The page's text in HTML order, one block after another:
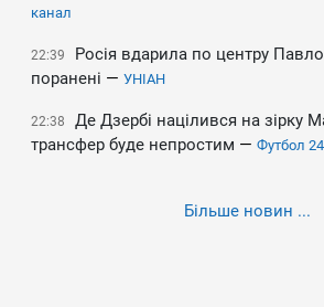
канал
22:39
Росія вдарила по центру
поранені — УНІАН
22:38
Де Дзербі націлився на зірку
трансфер буде непростим — Футбол 24
Більше новин ...